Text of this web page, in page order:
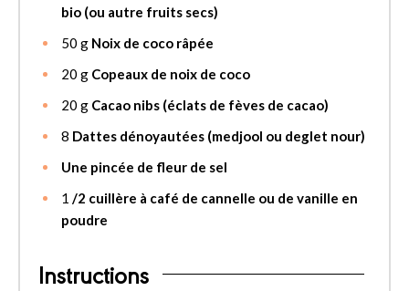
bio (ou autre fruits secs)
50 g Noix de coco râpée
20 g Copeaux de noix de coco
20 g Cacao nibs (éclats de fèves de cacao)
8 Dattes dénoyautées (medjool ou deglet nour)
Une pincée de fleur de sel
1 /2 cuillère à café de cannelle ou de vanille en
poudre
Instructions